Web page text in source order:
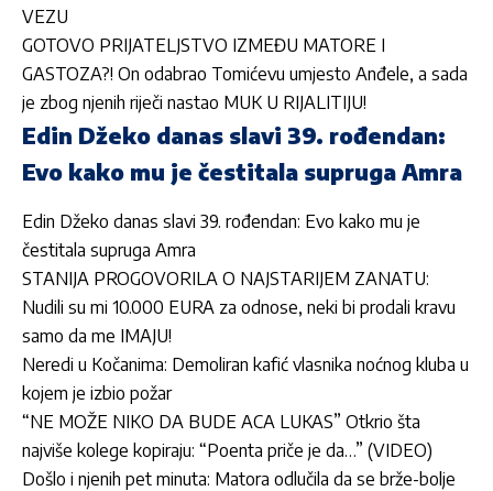
VEZU
GOTOVO PRIJATELJSTVO IZMEĐU MATORE I
GASTOZA?! On odabrao Tomićevu umjesto Anđele, a sada
je zbog njenih riječi nastao MUK U RIJALITIJU!
Edin Džeko danas slavi 39. rođendan:
Evo kako mu je čestitala supruga Amra
Edin Džeko danas slavi 39. rođendan: Evo kako mu je
čestitala supruga Amra
STANIJA PROGOVORILA O NAJSTARIJEM ZANATU:
Nudili su mi 10.000 EURA za odnose, neki bi prodali kravu
samo da me IMAJU!
Neredi u Kočanima: Demoliran kafić vlasnika noćnog kluba u
kojem je izbio požar
“NE MOŽE NIKO DA BUDE ACA LUKAS” Otkrio šta
najviše kolege kopiraju: “Poenta priče je da…” (VIDEO)
Došlo i njenih pet minuta: Matora odlučila da se brže-bolje